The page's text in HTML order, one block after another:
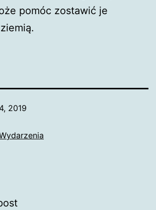
pomóc zostawić je
2019